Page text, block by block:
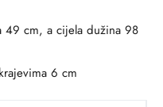
49 cm, a cijela dužina 98
6 cm